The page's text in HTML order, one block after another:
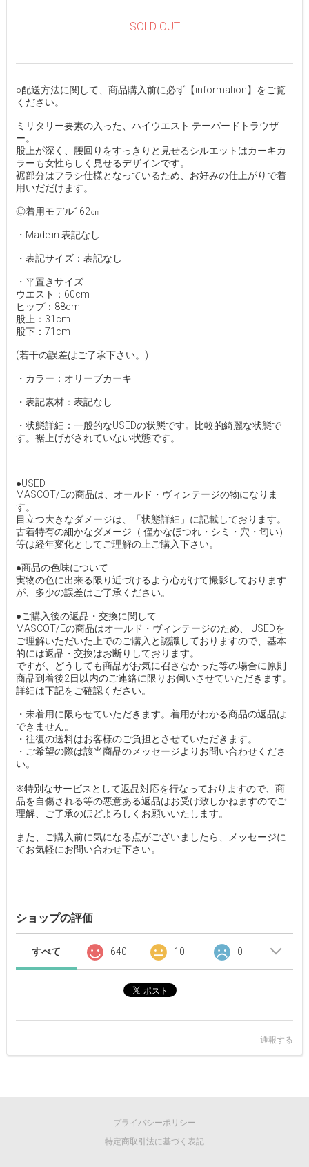
SOLD OUT
○配送方法に関して、商品購入前に必ず【information】をご覧
ください。
ミリタリー要素の入った、ハイウエスト テーパードトラウザ
ー。
股上が深く、腰回りをすっきりと見せるシルエットはカーキカ
ラーも女性らしく見せるデザインです。
裾部分はフラシ仕様となっているため、お好みの仕上がりで着
用いだだけます。
◎着用モデル162㎝
・Made in 表記なし
・表記サイズ：表記なし
・平置きサイズ
ウエスト：60cm
ヒップ：88cm
股上：31cm
股下：71cm
(若干の誤差はご了承下さい。)
・カラー：オリーブカーキ
・表記素材：表記なし
・状態詳細：一般的なUSEDの状態です。比較的綺麗な状態で
す。裾上げがされていない状態です。
●USED
MASCOT/Eの商品は、オールド・ヴィンテージの物になりま
す。
目立つ大きなダメージは、「状態詳細」に記載しております。
古着特有の細かなダメージ（ 僅かなほつれ・シミ・穴・匂い）
等は経年変化としてご理解の上ご購入下さい。
●商品の色味について
実物の色に出来る限り近づけるよう心がけて撮影しております
が、多少の誤差はご了承ください。
●ご購入後の返品・交換に関して
MASCOT/Eの商品はオールド・ヴィンテージのため、 USEDを
ご理解いただいた上でのご購入と認識しておりますので、基本
的には返品・交換はお断りしております。
ですが、どうしても商品がお気に召さなかった等の場合に原則
商品到着後2日以内のご連絡に限りお伺いさせていただきます。
詳細は下記をご確認ください。
・未着用に限らせていただきます。着用がわかる商品の返品は
できません。
・往復の送料はお客様のご負担とさせていただきます。
・ご希望の際は該当商品のメッセージよりお問い合わせくださ
い。
※特別なサービスとして返品対応を行なっておりますので、商
品を自傷される等の悪意ある返品はお受け致しかねますのでご
理解、ご了承のほどよろしくお願いいたします。
また、ご購入前に気になる点がございましたら、メッセージに
てお気軽にお問い合わせ下さい。
ショップの評価
すべて 640 10 0
通報する
プライバシーポリシー
特定商取引法に基づく表記